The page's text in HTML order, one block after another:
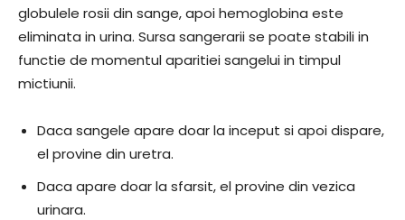
globulele rosii din sange, apoi hemoglobina este
eliminata in urina. Sursa sangerarii se poate stabili in
functie de momentul aparitiei sangelui in timpul
mictiunii.
Daca sangele apare doar la inceput si apoi dispare,
el provine din uretra.
Daca apare doar la sfarsit, el provine din vezica
urinara.